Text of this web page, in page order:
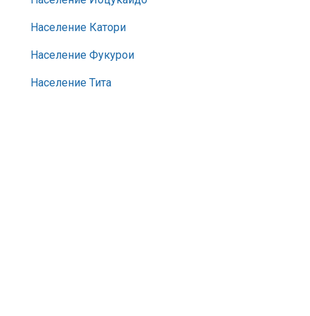
Население Катори
Население Фукурои
Население Тита